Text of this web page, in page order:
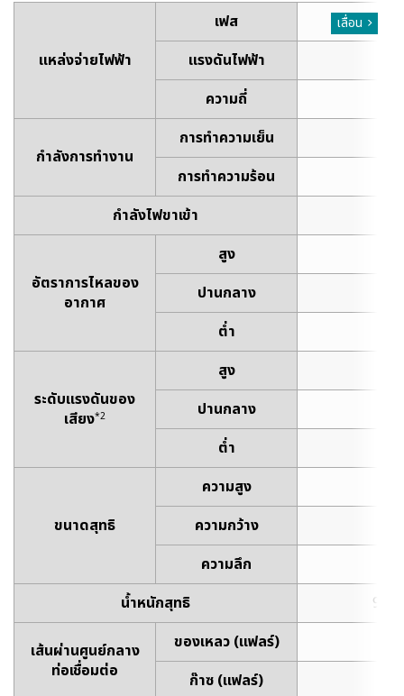
แหล่งจ่ายไฟฟ้า
เฟส
แรงดันไฟฟ้า
ความถี่
กำลังการทำงาน
การทำความเย็น
การทำความร้อน
กำลังไฟขาเข้า
อัตราการไหลของ
อากาศ
สูง
ปานกลาง
ต่ำ
ระดับแรงดันของ
เสียง*2
สูง
ปานกลาง
ต่ำ
ขนาดสุทธิ
ความสูง
ความกว้าง
ความลึก
น้ำหนักสุทธิ
9
เส้นผ่านศูนย์กลาง
ท่อเชื่อมต่อ
ของเหลว (แฟลร์)
ก๊าซ (แฟลร์)
เลื่อน